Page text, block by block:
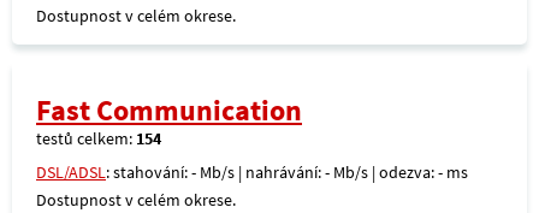
Dostupnost v celém okrese.
Fast Communication
testů celkem: 154
DSL/ADSL: stahování: - Mb/s | nahrávání: - Mb/s | odezva: - ms
Dostupnost v celém okrese.